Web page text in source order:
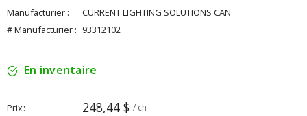
Manufacturier :
CURRENT LIGHTING SOLUTIONS CAN
# Manufacturier : 93312102
En inventaire
Prix 248,44 $ / ch